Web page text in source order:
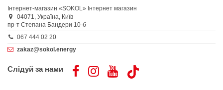
Інтернет-магазин «SOKOL» Інтернет магазин
04071, Україна, Київ
пр-т Степана Бандери 10-б
067 444 02 20
zakaz@sokol.energy
Слідуй за нами